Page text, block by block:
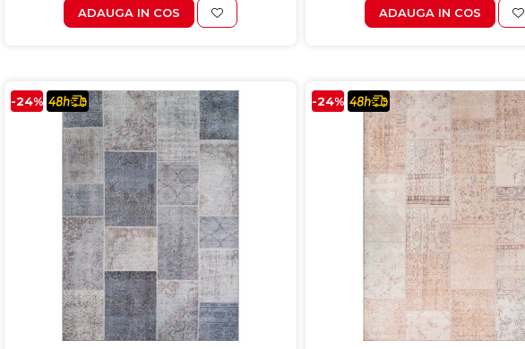
ADAUGA IN COS ADAUGA IN COS
-24% -24%